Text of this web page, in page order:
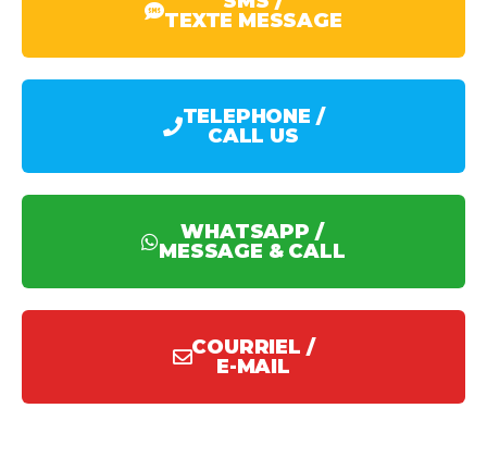
TEXTE MESSAGE
TELEPHONE /
CALL US
WHATSAPP /
MESSAGE & CALL
COURRIEL /
E-MAIL